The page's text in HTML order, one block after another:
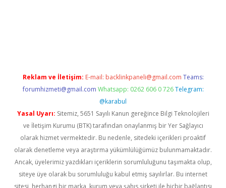
Reklam ve İletişim: E-mail: backlinkpaneli@gmail.com Teams:
forumhizmeti@gmail.com Whatsapp: 0262 606 0 726 Telegram:
@karabul
Yasal Uyarı: Sitemiz, 5651 Sayılı Kanun gereğince Bilgi Teknolojileri
ve İletişim Kurumu (BTK) tarafından onaylanmış bir Yer Sağlayıcı
olarak hizmet vermektedir. Bu nedenle, sitedeki içerikleri proaktif
olarak denetleme veya araştırma yükümlülüğümüz bulunmamaktadır.
Ancak, üyelerimiz yazdıkları içeriklerin sorumluluğunu taşımakta olup,
siteye üye olarak bu sorumluluğu kabul etmiş sayılırlar. Bu internet
sitesi, herhangi bir marka, kurum veya şahıs şirketi ile hiçbir bağlantısı